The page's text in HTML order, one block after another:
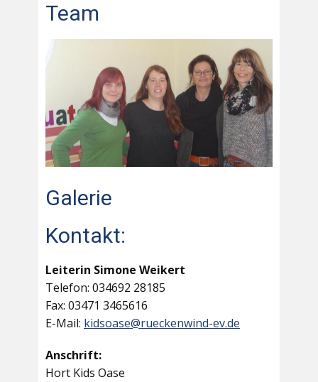
Team
Galerie
Kontakt:
Leiterin Simone Weikert
Telefon: 034692 28185
Fax: 03471 3465616
E-Mail: kidsoase@rueckenwind-ev.de
Anschrift:
Hort Kids Oase